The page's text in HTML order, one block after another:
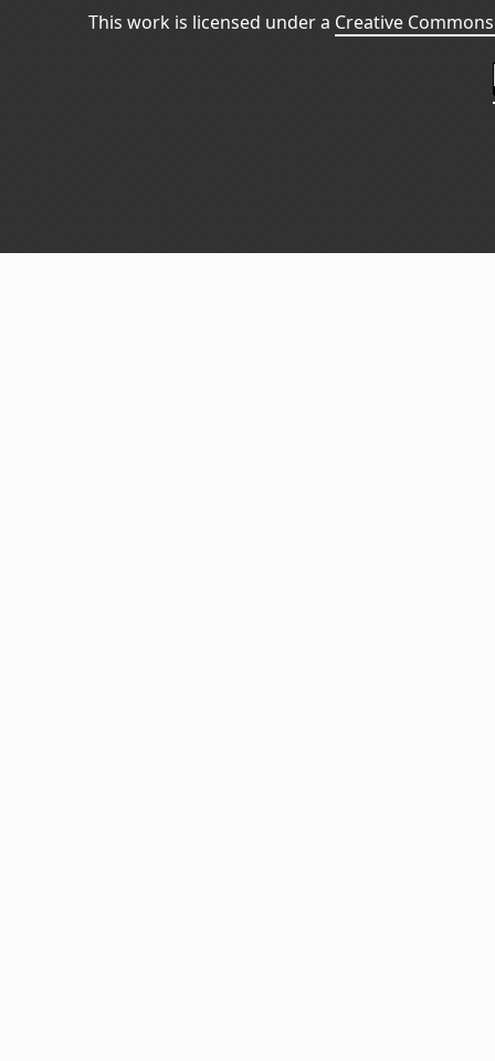
This work is licensed under a Creative